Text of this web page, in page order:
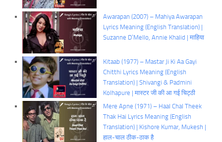
Awarapan (2007) – Mahiya Awarapan
Lyrics Meaning (English Translation) |
Suzanne D’Mello, Annie Khalid | माहिया
Kitaab (1977) – Mastar Ji Ki Aa Gayi
Chitthi Lyrics Meaning (English
Translation) | Shivangi & Padmini
Kolhapure | मास्टर जी की आ गई चिट्ठी
Mere Apne (1971) – Haal Chal Theek
Thak Hai Lyrics Meaning (English
Translation) | Kishore Kumar, Mukesh |
हाल-चाल ठीक-ठाक है